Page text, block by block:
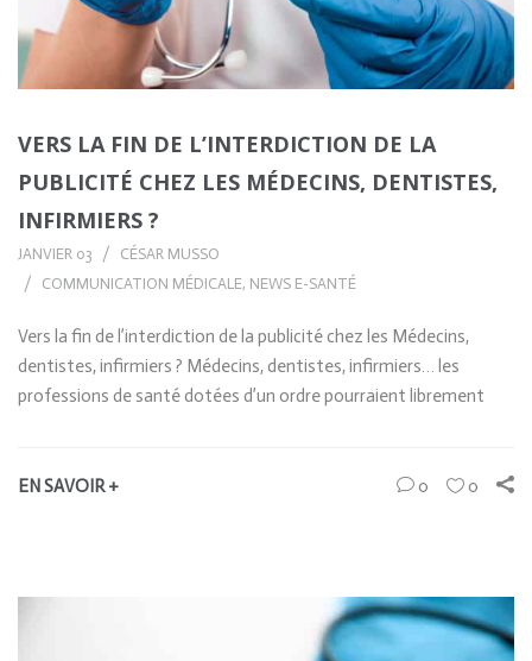
VERS LA FIN DE L’INTERDICTION DE LA
PUBLICITÉ CHEZ LES MÉDECINS, DENTISTES,
INFIRMIERS ?
JANVIER 03
CÉSAR MUSSO
COMMUNICATION MÉDICALE, NEWS E-SANTÉ
Vers la fin de l’interdiction de la publicité chez les Médecins,
dentistes, infirmiers ? Médecins, dentistes, infirmiers… les
professions de santé dotées d’un ordre pourraient librement
EN SAVOIR + 0 0